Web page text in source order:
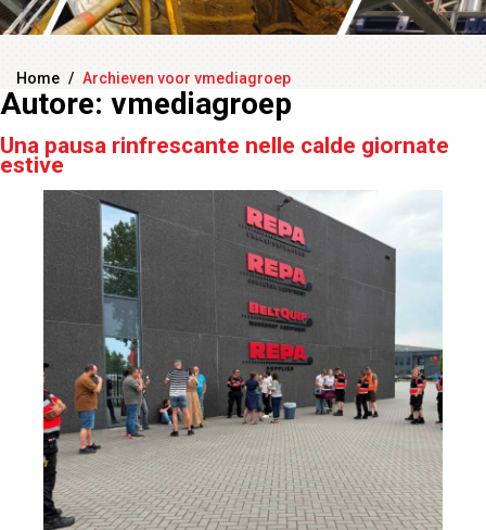
Home / Archieven voor vmediagroep
Autore: vmediagroep
Una pausa rinfrescante nelle calde giornate
estive